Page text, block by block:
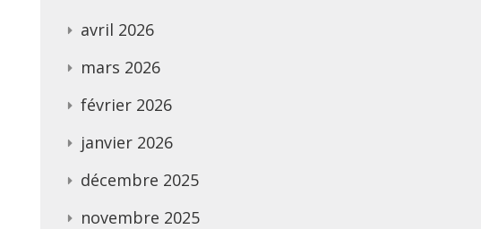
avril 2026
mars 2026
février 2026
janvier 2026
décembre 2025
novembre 2025